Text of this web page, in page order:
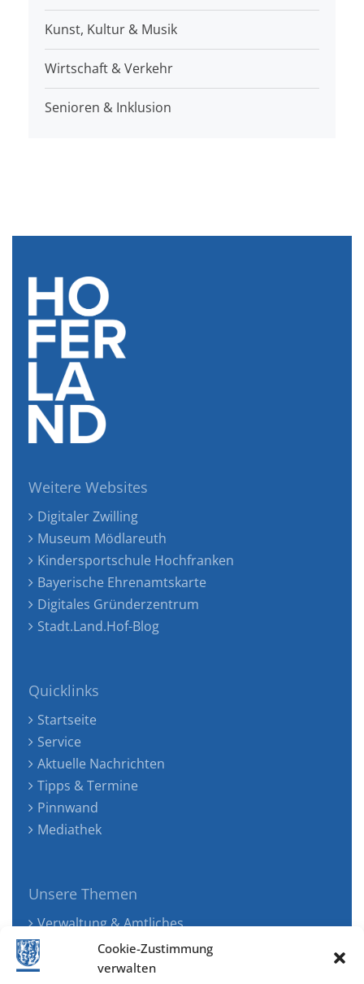
Cookie-Zustimmung
verwalten
Kunst, Kultur & Musik
Wirtschaft & Verkehr
Senioren & Inklusion
Weitere Websites
Digitaler Zwilling
Museum Mödlareuth
Kindersportschule Hochfranken
Bayerische Ehrenamtskarte
Digitales Gründerzentrum
Stadt.Land.Hof-Blog
Quicklinks
Startseite
Service
Aktuelle Nachrichten
Tipps & Termine
Pinnwand
Mediathek
Unsere Themen
Verwaltung & Amtliches
Jugend, Familie & Gesundheit
Tourismus, Freizeit & Ökologie